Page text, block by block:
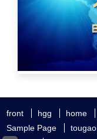
front hgg home
Sample Page
tougao